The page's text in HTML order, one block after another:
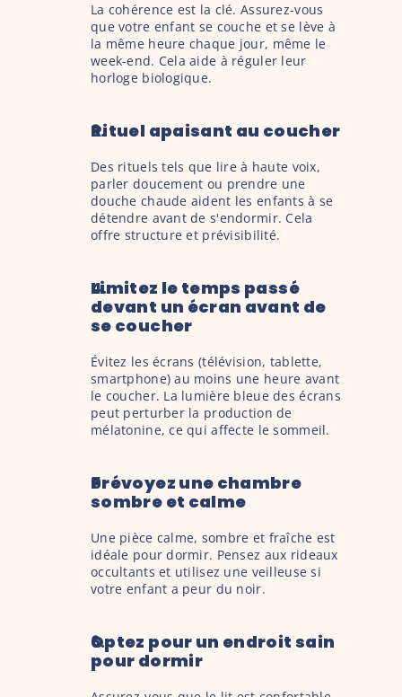
La cohérence est la clé. Assurez-vous
que votre enfant se couche et se lève à
la même heure chaque jour, même le
week-end. Cela aide à réguler leur
horloge biologique.
Rituel apaisant au coucher
Des rituels tels que lire à haute voix,
parler doucement ou prendre une
douche chaude aident les enfants à se
détendre avant de s'endormir. Cela
offre structure et prévisibilité.
Limitez le temps passé
devant un écran avant de
se coucher
Évitez les écrans (télévision, tablette,
smartphone) au moins une heure avant
le coucher. La lumière bleue des écrans
peut perturber la production de
mélatonine, ce qui affecte le sommeil.
Prévoyez une chambre
sombre et calme
Une pièce calme, sombre et fraîche est
idéale pour dormir. Pensez aux rideaux
occultants et utilisez une veilleuse si
votre enfant a peur du noir.
Optez pour un endroit sain
pour dormir